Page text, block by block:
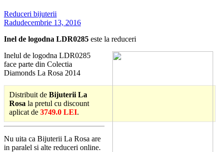
Reduceri bijuterii
Radudecembrie 13, 2016
Inel de logodna LDR0285 este la reduceri
Inelul de logodna LDR0285
face parte din Colectia
Diamonds La Rosa 2014
Distribuit de Bijuterii La
Rosa la pretul cu discount
aplicat de 3749.0 LEI.
Nu uita ca Bijuterii La Rosa are
in paralel si alte reduceri online.